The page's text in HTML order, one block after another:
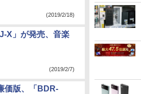
(2019/2/18)
X」が発売、音楽
(2019/2/7)
価版、「BDR-